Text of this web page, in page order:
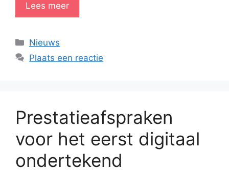
Lees meer
Categorieën
Nieuws
Plaats een reactie
Prestatieafspraken
voor het eerst digitaal
ondertekend